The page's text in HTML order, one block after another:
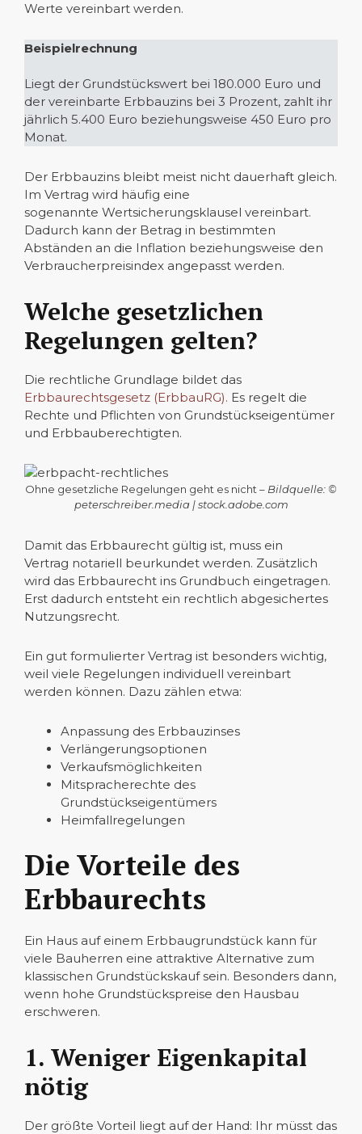
Werte vereinbart werden.
Beispielrechnung
Liegt der Grundstückswert bei 180.000 Euro und
der vereinbarte Erbbauzins bei 3 Prozent, zahlt ihr
jährlich 5.400 Euro beziehungsweise 450 Euro pro
Monat.
Der Erbbauzins bleibt meist nicht dauerhaft gleich.
Im Vertrag wird häufig eine
sogenannte Wertsicherungsklausel vereinbart.
Dadurch kann der Betrag in bestimmten
Abständen an die Inflation beziehungsweise den
Verbraucherpreisindex angepasst werden.
Welche gesetzlichen
Regelungen gelten?
Die rechtliche Grundlage bildet das
Erbbaurechtsgesetz (ErbbauRG). Es regelt die
Rechte und Pflichten von Grundstückseigentümer
und Erbbauberechtigten.
Ohne gesetzliche Regelungen geht es nicht – Bildquelle: ©
peterschreiber.media | stock.adobe.com
Damit das Erbbaurecht gültig ist, muss ein
Vertrag notariell beurkundet werden. Zusätzlich
wird das Erbbaurecht ins Grundbuch eingetragen.
Erst dadurch entsteht ein rechtlich abgesichertes
Nutzungsrecht.
Ein gut formulierter Vertrag ist besonders wichtig,
weil viele Regelungen individuell vereinbart
werden können. Dazu zählen etwa:
Anpassung des Erbbauzinses
Verlängerungsoptionen
Verkaufsmöglichkeiten
Mitspracherechte des
Grundstückseigentümers
Heimfallregelungen
Die Vorteile des
Erbbaurechts
Ein Haus auf einem Erbbaugrundstück kann für
viele Bauherren eine attraktive Alternative zum
klassischen Grundstückskauf sein. Besonders dann,
wenn hohe Grundstückspreise den Hausbau
erschweren.
1. Weniger Eigenkapital
nötig
Der größte Vorteil liegt auf der Hand: Ihr müsst das